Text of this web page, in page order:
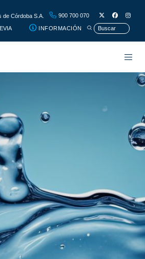
de Córdoba S.A. 900 700 070
INFORMACIÓN